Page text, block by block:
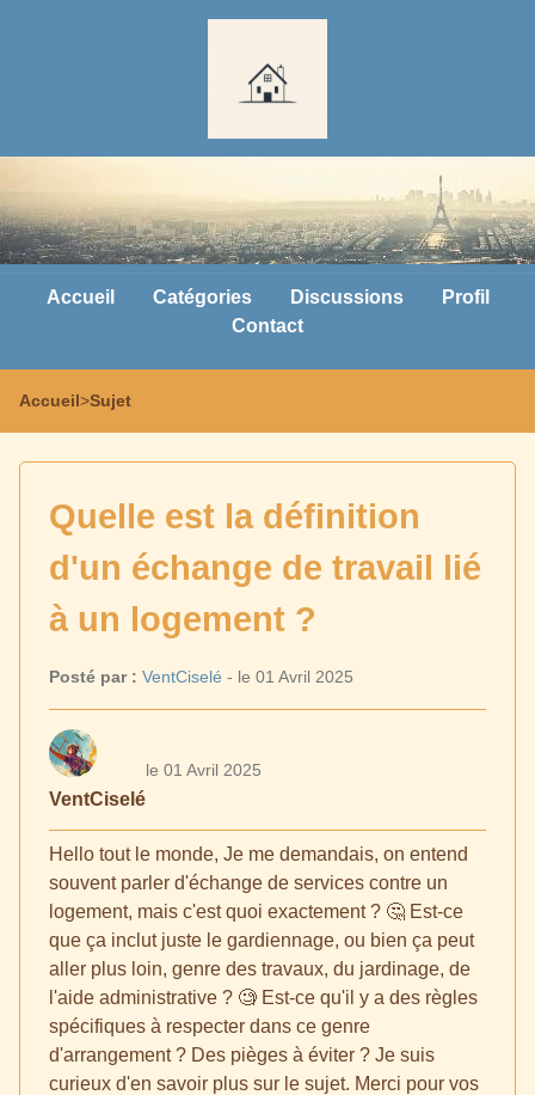
Accueil Catégories Discussions
Profil
Contact
Accueil>Sujet
Quelle est la définition
d'un échange de travail lié
à un logement ?
Posté par : VentCiselé - le 01 Avril 2025
VentCiselé
le 01 Avril 2025
Hello tout le monde, Je me demandais, on entend
souvent parler d'échange de services contre un
logement, mais c'est quoi exactement ? 🤔 Est-ce
que ça inclut juste le gardiennage, ou bien ça peut
aller plus loin, genre des travaux, du jardinage, de
l'aide administrative ? 🧐 Est-ce qu'il y a des règles
spécifiques à respecter dans ce genre
d'arrangement ? Des pièges à éviter ? Je suis
curieux d'en savoir plus sur le sujet. Merci pour vos